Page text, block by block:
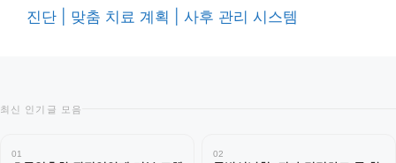
진단 | 맞춤 치료 계획 | 사후 관리 시스템
최신 인기글 모음
01 02